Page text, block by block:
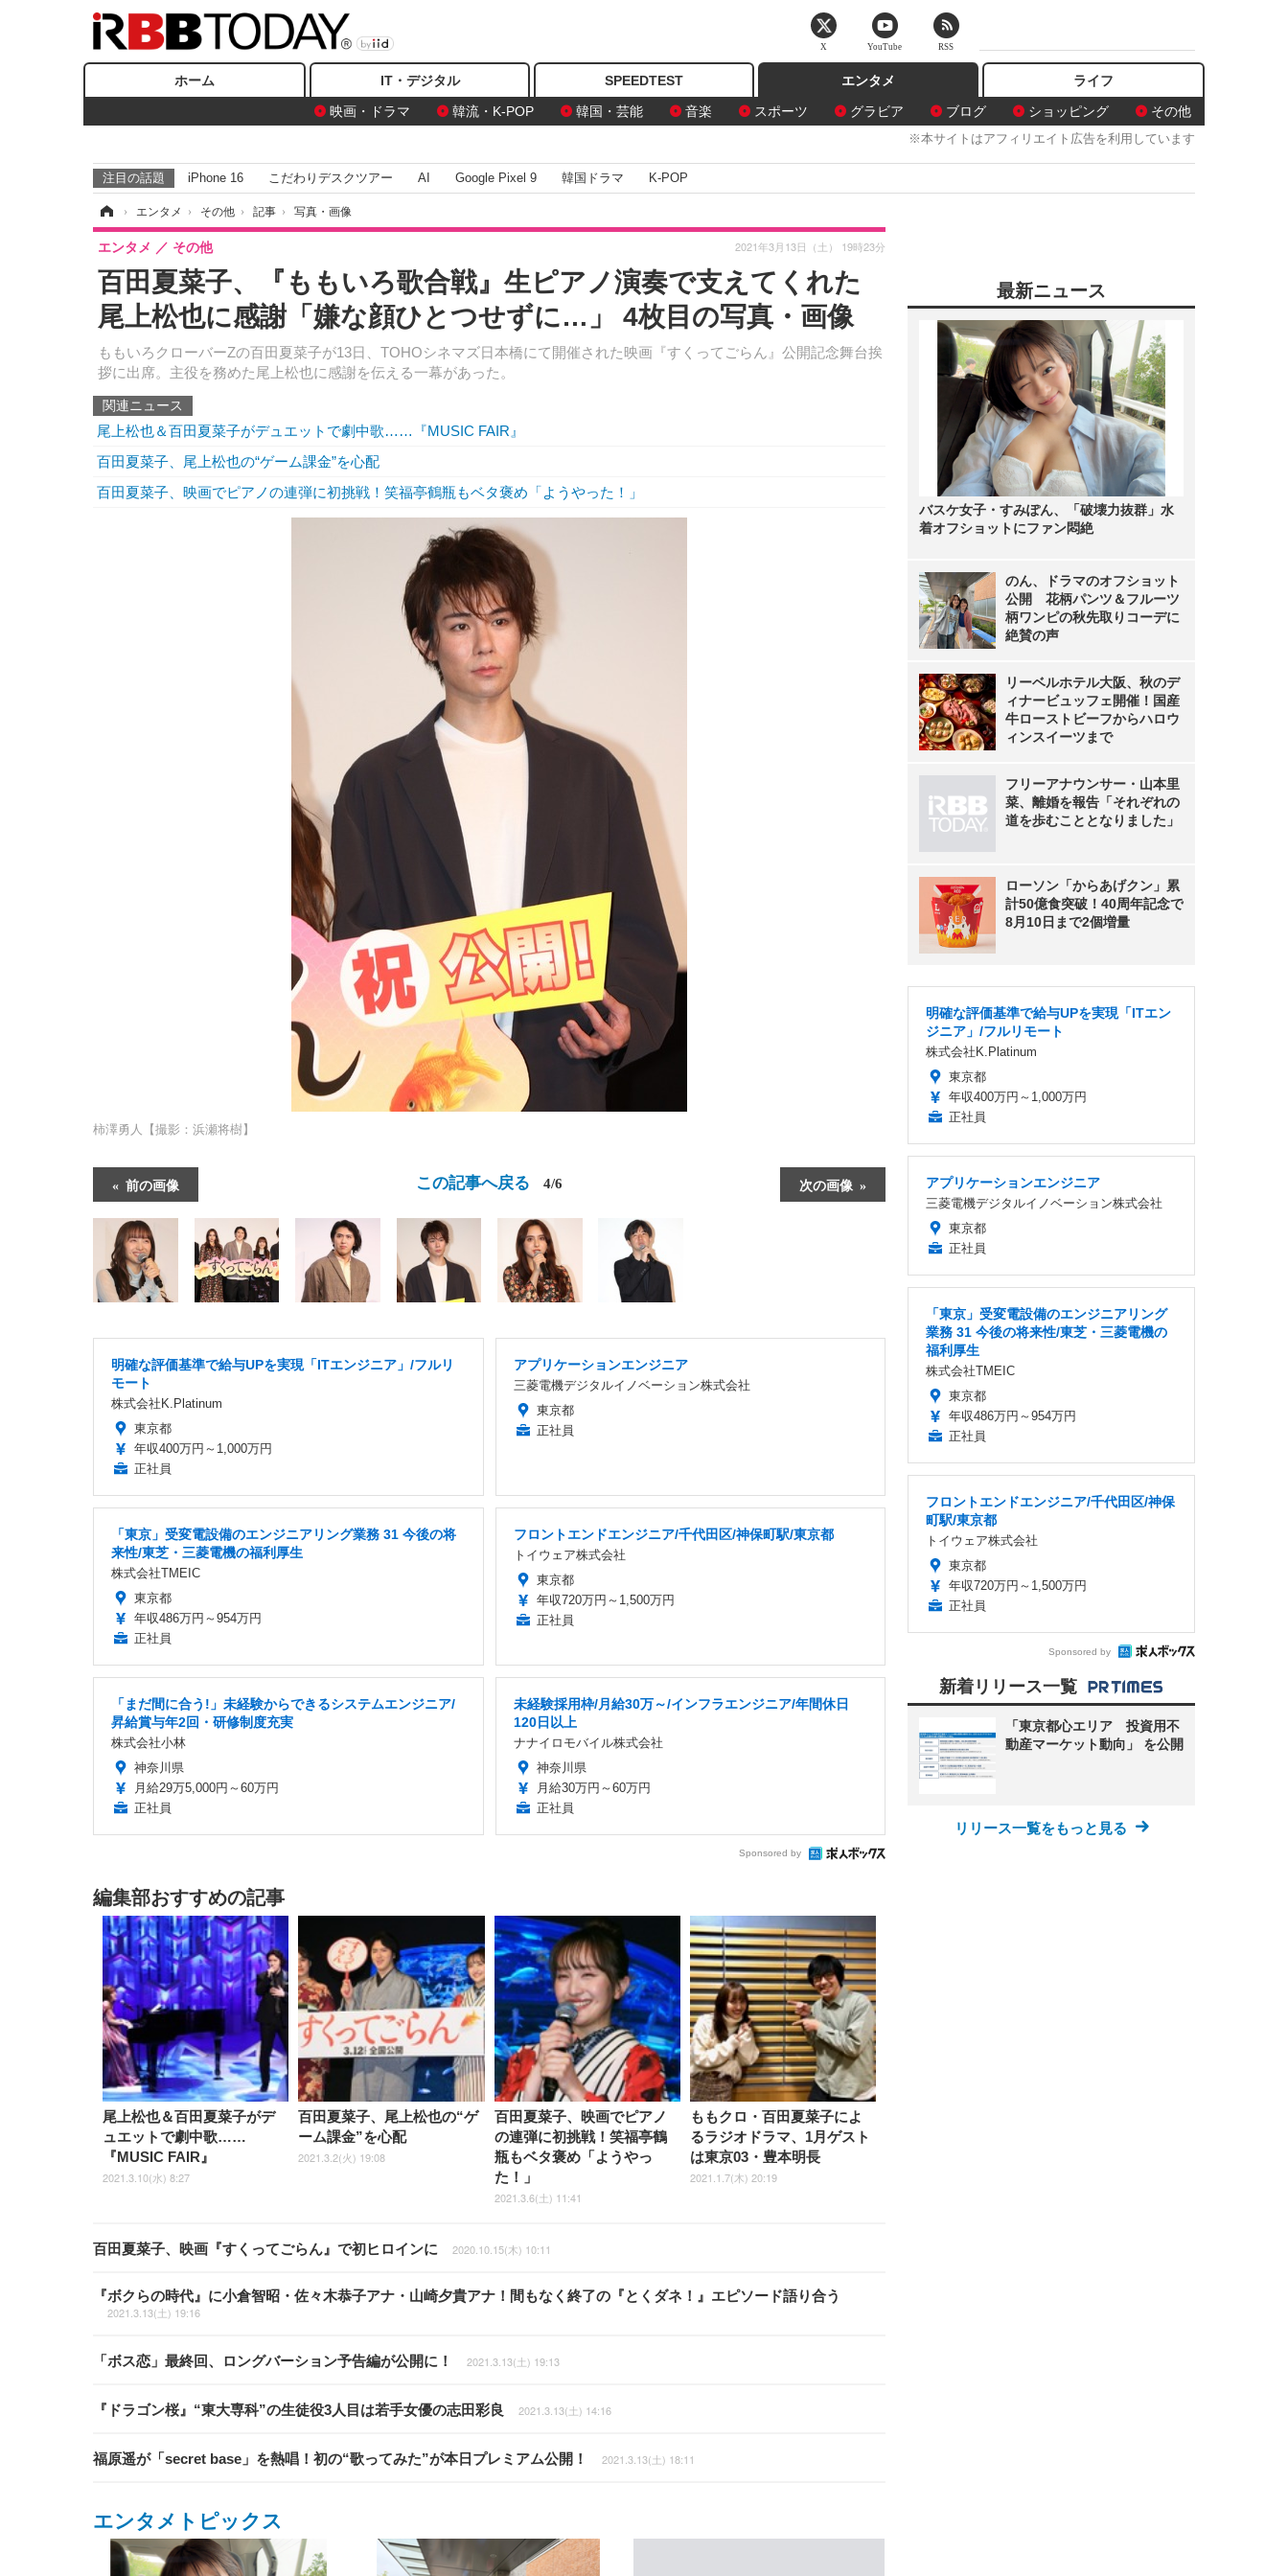
ホーム IT・デジタル SPEEDTEST
エンタメ
映画・ドラマ
韓流・K-POP 韓国・芸能 音楽 スポーツ グラビア ブログ ショッピング その他
ライフ
※本サイトはアフィリエイト広告を利用しています
注目の話題 iPhone 16 こだわりデスクツアー AI Google Pixel 9 韓国ドラマ K-POP
› エンタメ › その他 › 記事 › 写真・画像
百田夏菜子、『ももいろ歌合戦』生ピアノ演奏で支えてくれた
尾上松也に感謝「嫌な顔ひとつせずに…」 4枚目の写真・画像
ももいろクローバーZの百田夏菜子が13日、TOHOシネマズ日本橋にて開催された映画『すくってごらん』公開記念舞台挨
拶に出席。主役を務めた尾上松也に感謝を伝える一幕があった。
エンタメ その他 2021年3月13日（土） 19時23分
関連ニュース
尾上松也＆百田夏菜子がデュエットで劇中歌……『MUSIC FAIR』
百田夏菜子、尾上松也の“ゲーム課金”を心配
百田夏菜子、映画でピアノの連弾に初挑戦！笑福亭鶴瓶もベタ褒め「ようやった！」
柿澤勇人【撮影：浜瀬将樹】
前の画像 次の画像
この記事へ戻る 4/6
明確な評価基準で給与UPを実現「ITエンジニア」/フルリ
モート
株式会社K.Platinum
東京都
年収400万円～1,000万円
正社員
アプリケーションエンジニア
三菱電機デジタルイノベーション株式会社
東京都
正社員
「東京」受変電設備のエンジニアリング業務 31 今後の将
来性/東芝・三菱電機の福利厚生
株式会社TMEIC
東京都
年収486万円～954万円
正社員
フロントエンドエンジニア/千代田区/神保町駅/東京都
トイウェア株式会社
東京都
年収720万円～1,500万円
正社員
「まだ間に合う!」未経験からできるシステムエンジニア/
昇給賞与年2回・研修制度充実
株式会社小林
神奈川県
月給29万5,000円～60万円
正社員
未経験採用枠/月給30万～/インフラエンジニア/年間休日
120日以上
ナナイロモバイル株式会社
神奈川県
月給30万円～60万円
正社員
Sponsored by
編集部おすすめの記事
尾上松也＆百田夏菜子がデ
ュエットで劇中歌……
『MUSIC FAIR』
2021.3.10(水) 8:27
百田夏菜子、尾上松也の“ゲ
ーム課金”を心配
2021.3.2(火) 19:08
百田夏菜子、映画でピアノ
の連弾に初挑戦！笑福亭鶴
瓶もベタ褒め「ようやっ
た！」
2021.3.6(土) 11:41
ももクロ・百田夏菜子によ
るラジオドラマ、1月ゲスト
は東京03・豊本明長
2021.1.7(木) 20:19
百田夏菜子、映画『すくってごらん』で初ヒロインに 2020.10.15(木) 10:11
『ボクらの時代』に小倉智昭・佐々木恭子アナ・山崎夕貴アナ！間もなく終了の『とくダネ！』エピソード語り合う
2021.3.13(土) 19:16
「ボス恋」最終回、ロングバーション予告編が公開に！ 2021.3.13(土) 19:13
『ドラゴン桜』“東大専科”の生徒役3人目は若手女優の志田彩良 2021.3.13(土) 14:16
福原遥が「secret base」を熱唱！初の“歌ってみた”が本日プレミアム公開！ 2021.3.13(土) 18:11
エンタメトピックス
最新ニュース
バスケ女子・すみぽん、「破壊力抜群」水
着オフショットにファン悶絶
のん、ドラマのオフショット
公開 花柄パンツ＆フルーツ
柄ワンピの秋先取りコーデに
絶賛の声
リーベルホテル大阪、秋のデ
ィナービュッフェ開催！国産
牛ローストビーフからハロウ
ィンスイーツまで
フリーアナウンサー・山本里
菜、離婚を報告「それぞれの
道を歩むこととなりました」
ローソン「からあげクン」累
計50億食突破！40周年記念で
8月10日まで2個増量
明確な評価基準で給与UPを実現「ITエン
ジニア」/フルリモート
株式会社K.Platinum
東京都
年収400万円～1,000万円
正社員
アプリケーションエンジニア
三菱電機デジタルイノベーション株式会社
東京都
正社員
「東京」受変電設備のエンジニアリング
業務 31 今後の将来性/東芝・三菱電機の
福利厚生
株式会社TMEIC
東京都
年収486万円～954万円
正社員
フロントエンドエンジニア/千代田区/神保
町駅/東京都
トイウェア株式会社
東京都
年収720万円～1,500万円
正社員
Sponsored by
新着リリース一覧
「東京都心エリア 投資用不
動産マーケット動向」 を公開
リリース一覧をもっと見る
X YouTube RSS